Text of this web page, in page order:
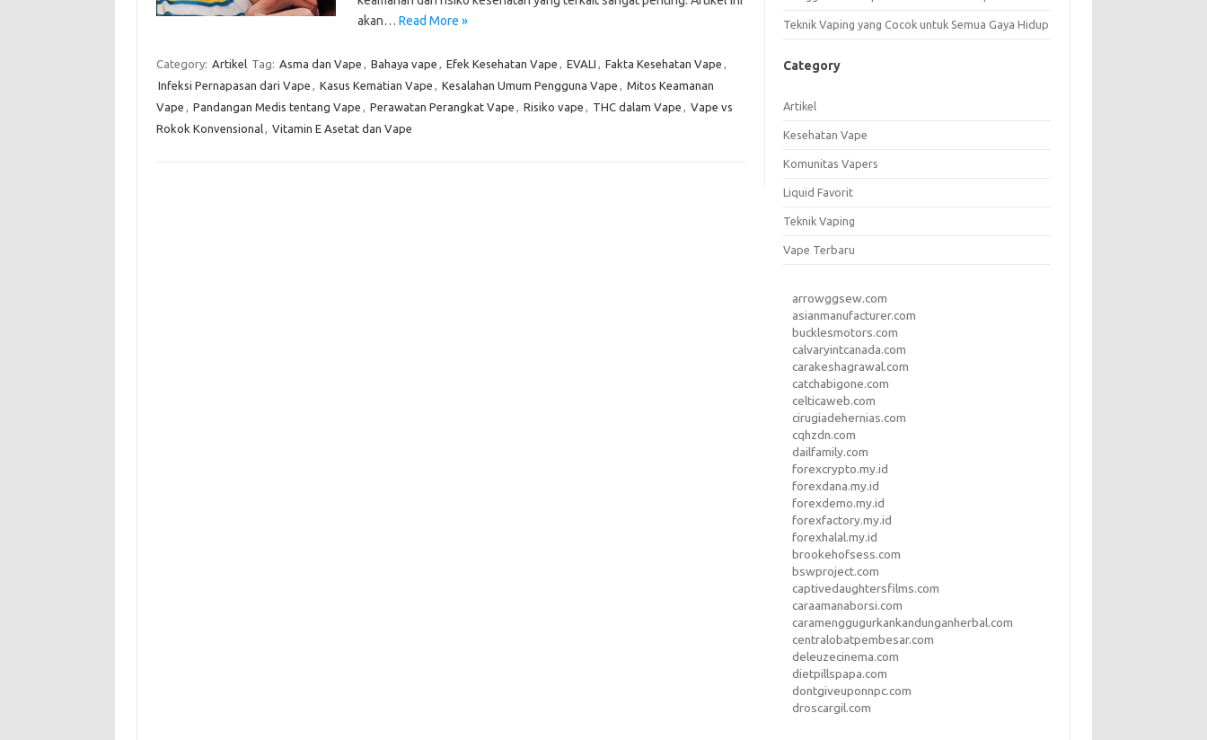
akan… Read More »
Category: Artikel Tag: Asma dan Vape , Bahaya vape , Efek Kesehatan Vape , EVALI , Fakta Kesehatan Vape ,
Infeksi Pernapasan dari Vape , Kasus Kematian Vape , Kesalahan Umum Pengguna Vape , Mitos Keamanan
Vape , Pandangan Medis tentang Vape , Perawatan Perangkat Vape , Risiko vape , THC dalam Vape , Vape vs
Rokok Konvensional, Vitamin E Asetat dan Vape
Teknik Vaping yang Cocok untuk Semua Gaya Hidup
Category
Artikel
Kesehatan Vape
Komunitas Vapers
Liquid Favorit
Teknik Vaping
Vape Terbaru
arrowggsew.com
asianmanufacturer.com
bucklesmotors.com
calvaryintcanada.com
carakeshagrawal.com
catchabigone.com
celticaweb.com
cirugiadehernias.com
cqhzdn.com
dailfamily.com
forexcrypto.my.id
forexdana.my.id
forexdemo.my.id
forexfactory.my.id
forexhalal.my.id
brookehofsess.com
bswproject.com
captivedaughtersfilms.com
caraamanaborsi.com
caramenggugurkankandunganherbal.com
centralobatpembesar.com
deleuzecinema.com
dietpillspapa.com
dontgiveuponnpc.com
droscargil.com